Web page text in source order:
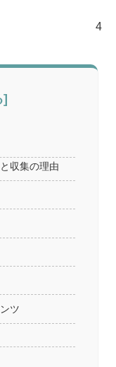
4
収集の理由
ツ